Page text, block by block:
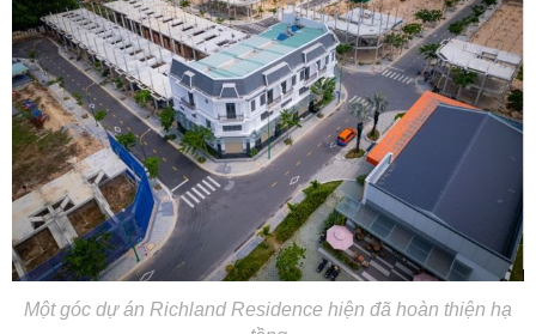
Một góc dự án Richland Residence hiện đã hoàn thiện hạ